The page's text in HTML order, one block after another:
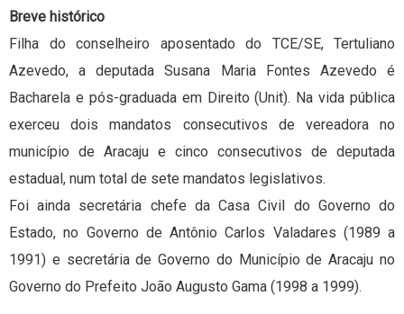
Breve histórico
Filha do conselheiro aposentado do TCE/SE, Tertuliano
Azevedo, a deputada Susana Maria Fontes Azevedo é
Bacharela e pós-graduada em Direito (Unit). Na vida pública
exerceu dois mandatos consecutivos de vereadora no
município de Aracaju e cinco consecutivos de deputada
estadual, num total de sete mandatos legislativos.
Foi ainda secretária chefe da Casa Civil do Governo do
Estado, no Governo de Antônio Carlos Valadares (1989 a
1991) e secretária de Governo do Município de Aracaju no
Governo do Prefeito João Augusto Gama (1998 a 1999).